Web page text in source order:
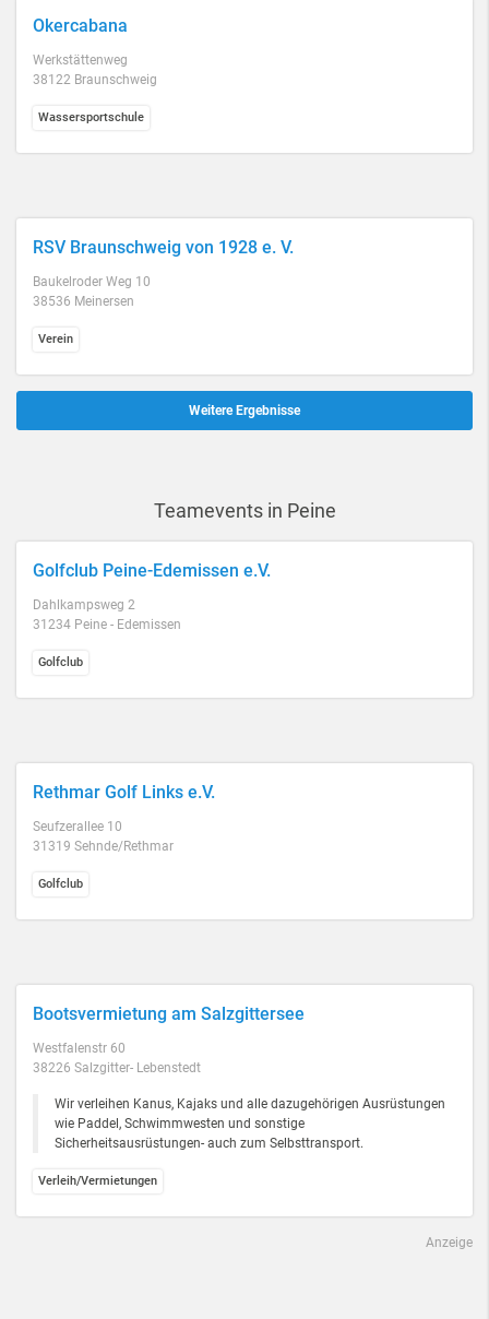
Okercabana
Werkstättenweg
38122 Braunschweig
Wassersportschule
RSV Braunschweig von 1928 e. V.
Baukelroder Weg 10
38536 Meinersen
Verein
Weitere Ergebnisse
Teamevents in Peine
Golfclub Peine-Edemissen e.V.
Dahlkampsweg 2
31234 Peine - Edemissen
Golfclub
Rethmar Golf Links e.V.
Seufzerallee 10
31319 Sehnde/Rethmar
Golfclub
Bootsvermietung am Salzgittersee
Westfalenstr 60
38226 Salzgitter- Lebenstedt
Wir verleihen Kanus, Kajaks und alle dazugehörigen Ausrüstungen
wie Paddel, Schwimmwesten und sonstige
Sicherheitsausrüstungen- auch zum Selbsttransport.
Verleih/Vermietungen
Anzeige